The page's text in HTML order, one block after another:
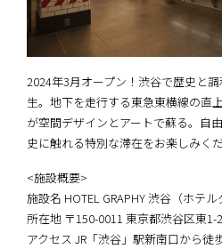
2024年3月オープン！渋谷で歴史と
生。地下を走行する東急東横線の直
が空間デザインとアートで蘇る。自
史に触れる特別な滞在をお楽しみくだ
<施設概要>
施設名 HOTEL GRAPHY 渋谷（ホテル
所在地 〒150-0011 東京都渋谷区東1-
アクセス JR「渋谷」駅新南口から徒